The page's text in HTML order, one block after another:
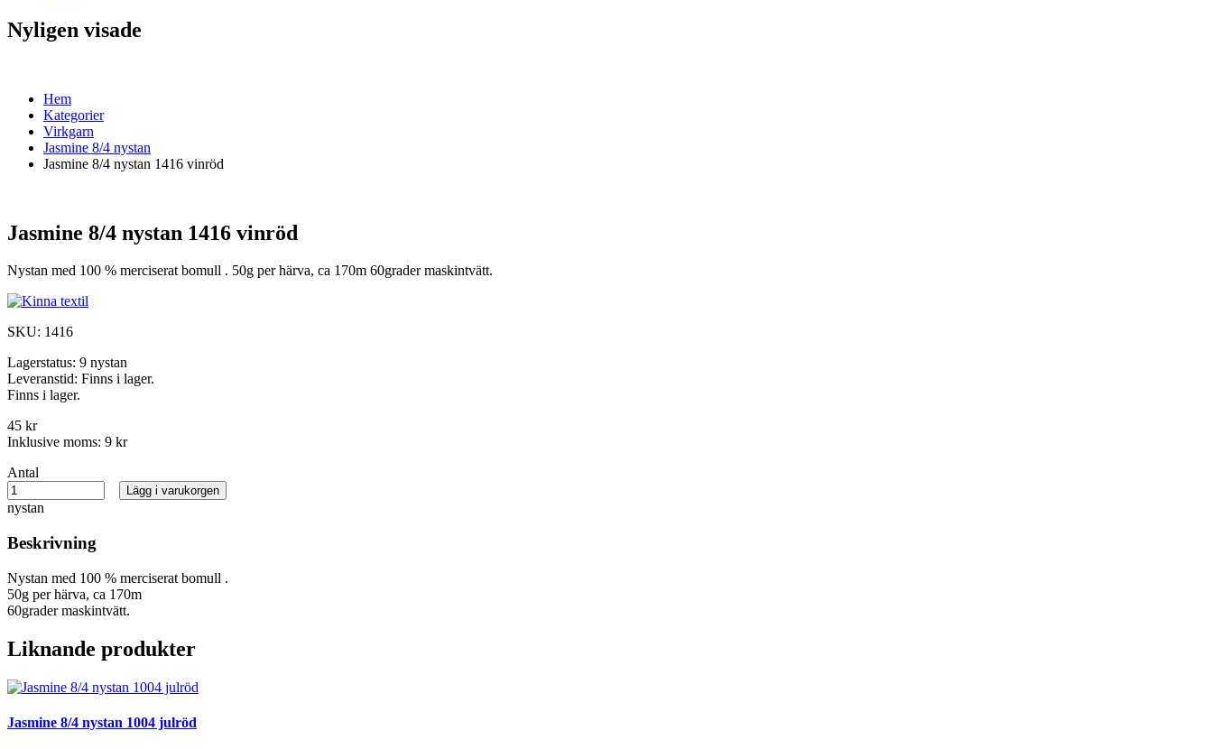
Nyligen visade
Hem
Kategorier
Virkgarn
Jasmine 8/4 nystan
Jasmine 8/4 nystan 1416 vinröd
Jasmine 8/4 nystan 1416 vinröd
Nystan med 100 % merciserat bomull . 50g per härva, ca 170m 60grader maskintvätt.
SKU: 1416
Lagerstatus: 9 nystan
Leveranstid: Finns i lager.
Finns i lager.
45 kr
Inklusive moms: 9 kr
Antal
nystan
Lägg i varukorgen
Beskrivning
Nystan med 100 % merciserat bomull .
50g per härva, ca 170m
60grader maskintvätt.
Liknande produkter
Jasmine 8/4 nystan 1004 julröd